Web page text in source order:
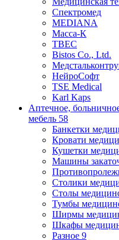
Спектромед
MEDIANA
Масса-К
ТВЕС
Bistos Co., Ltd.
НейроСофт
TSE Medical
Karl Kaps
Аптечное,
мебель 58
Банкетки
Кровати
Кушетки
Машины
Столики
Столы
Тумбы
Ширмы
Шкафы
Разное 9